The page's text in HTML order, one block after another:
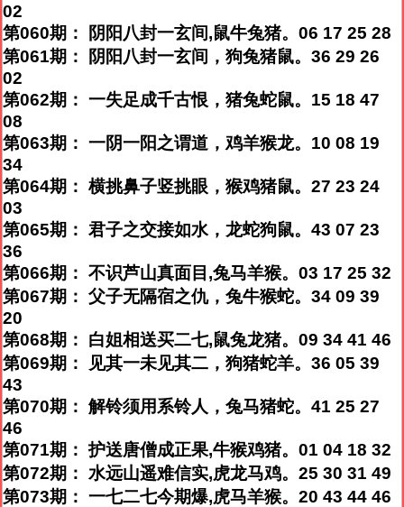
02
第060期： 阴阳八封一玄间,鼠牛兔猪。06 17 25 28
第061期： 阴阳八封一玄间，狗兔猪鼠。36 29 26
02
第062期： 一失足成千古恨，猪兔蛇鼠。15 18 47
08
第063期： 一阴一阳之谓道，鸡羊猴龙。10 08 19
34
第064期： 横挑鼻子竖挑眼，猴鸡猪鼠。27 23 24
03
第065期： 君子之交接如水，龙蛇狗鼠。43 07 23
36
第066期： 不识芦山真面目,兔马羊猴。03 17 25 32
第067期： 父子无隔宿之仇，兔牛猴蛇。34 09 39
20
第068期： 白姐相送买二七,鼠兔龙猪。09 34 41 46
第069期： 见其一未见其二，狗猪蛇羊。36 05 39
43
第070期： 解铃须用系铃人，兔马猪蛇。41 25 27
46
第071期： 护送唐僧成正果,牛猴鸡猪。01 04 18 32
第072期： 水远山遥难信实,虎龙马鸡。25 30 31 49
第073期： 一七二七今期爆,虎马羊猴。20 43 44 46